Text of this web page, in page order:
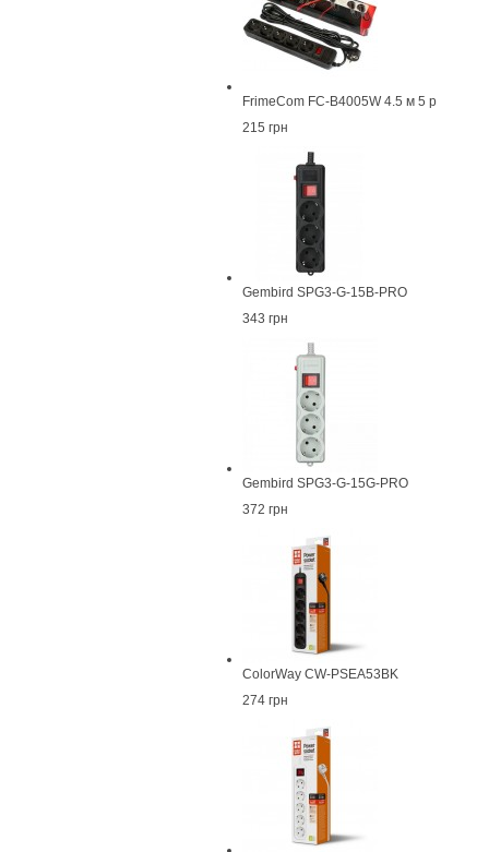
FrimeCom FC-B4005W 4.5 м 5 р
215 грн
Gembird SPG3-G-15B-PRO
343 грн
Gembird SPG3-G-15G-PRO
372 грн
ColorWay CW-PSEA53BK
274 грн